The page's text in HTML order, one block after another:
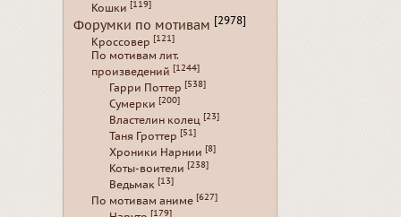
Кошки [119]
Форумки по мотивам [2978]
Кроссовер [121]
По мотивам лит.
произведений [1244]
Гарри Поттер [538]
Сумерки [200]
Властелин колец [23]
Таня Гроттер [51]
Хроники Нарнии [8]
Коты-воители [238]
Ведьмак [13]
По мотивам аниме [627]
[179]